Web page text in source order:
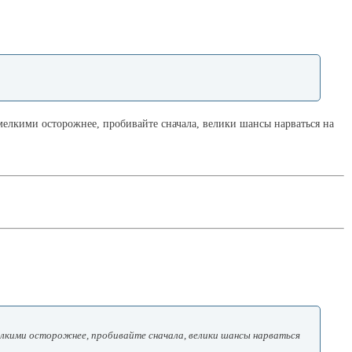
осторожнее, пробивайте сначала, велики шансы нарваться на
осторожнее, пробивайте сначала, велики шансы нарваться